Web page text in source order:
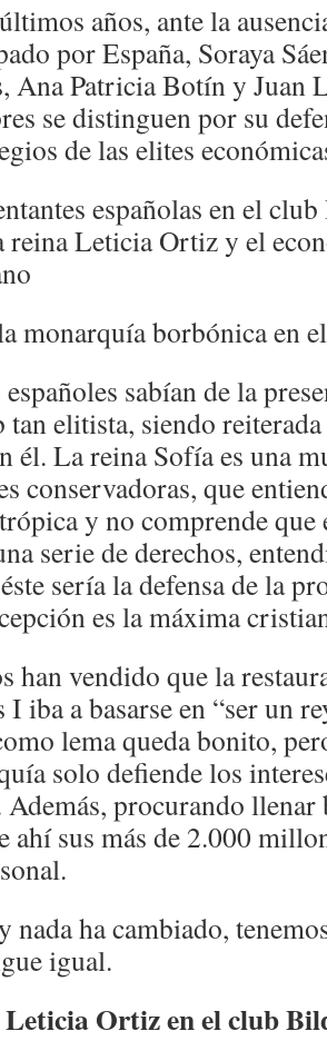
años, ante la
por España, Soraya
Ana Patricia Botín y Juan
se distinguen por su
de las elites
españolas en el
reina Leticia Ortiz y el
monarquía borbónica en
sabían de la
tan elitista, siendo
él. La reina Sofía es una
conservadoras, que
y no comprende que
serie de derechos,
sería la defensa de la
es la máxima
han vendido que la
I iba a basarse en “ser un
lema queda bonito,
solo defiende los
Además, procurando
ahí sus más de 2.000
nada ha cambiado,
igual.
Leticia Ortiz en el club